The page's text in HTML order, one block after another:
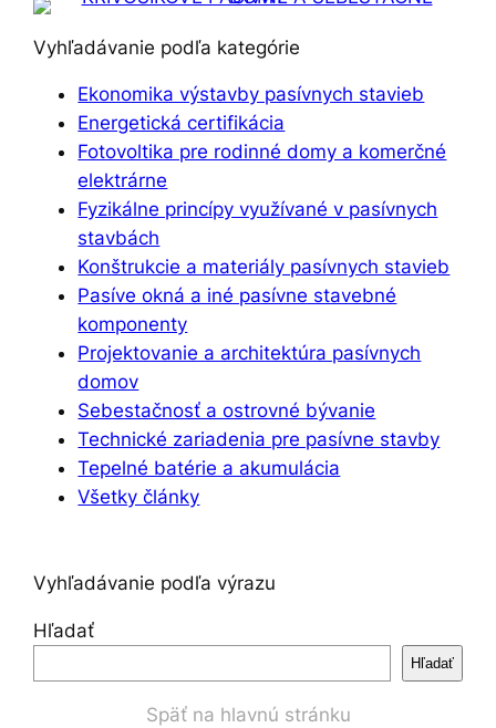
Vyhľadávanie podľa kategórie
Ekonomika výstavby pasívnych stavieb
Energetická certifikácia
Fotovoltika pre rodinné domy a komerčné
elektrárne
Fyzikálne princípy využívané v pasívnych
stavbách
Konštrukcie a materiály pasívnych stavieb
Pasíve okná a iné pasívne stavebné
komponenty
Projektovanie a architektúra pasívnych
domov
Sebestačnosť a ostrovné bývanie
Technické zariadenia pre pasívne stavby
Tepelné batérie a akumulácia
Všetky články
Vyhľadávanie podľa výrazu
Hľadať
Hľadať
Späť na hlavnú stránku